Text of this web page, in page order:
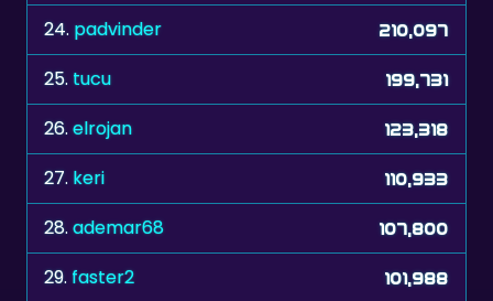
24. padvinder 210,097
25.tucu 199,731
26.elrojan 123,318
27. keri 110,933
28.ademar68 107,800
29.faster2 101,988